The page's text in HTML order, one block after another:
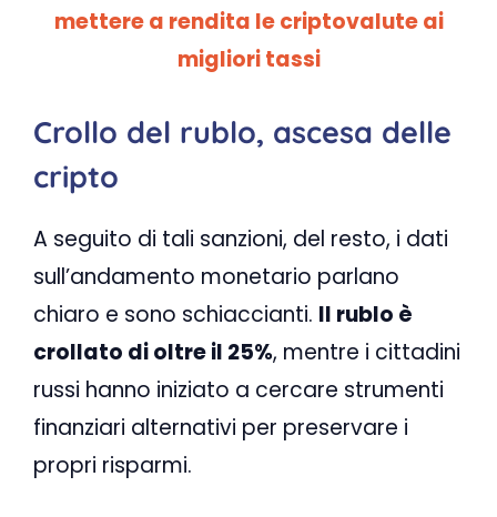
mettere a rendita le criptovalute ai
migliori tassi
Crollo del rublo, ascesa delle
cripto
A seguito di tali sanzioni, del resto, i dati
sull’andamento monetario parlano
chiaro e sono schiaccianti. Il rublo è
crollato di oltre il 25%, mentre i cittadini
russi hanno iniziato a cercare strumenti
finanziari alternativi per preservare i
propri risparmi.